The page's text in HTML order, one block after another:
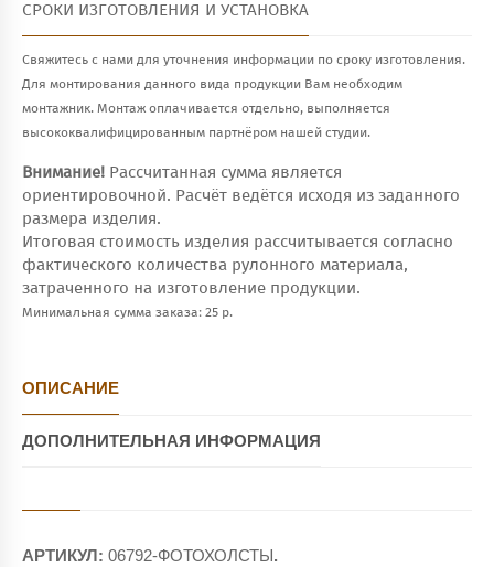
СРОКИ ИЗГОТОВЛЕНИЯ И УСТАНОВКА
Свяжитесь с нами для уточнения информации по сроку изготовления.
Для монтирования данного вида продукции Вам необходим
монтажник. Монтаж оплачивается отдельно, выполняется
высококвалифицированным партнёром нашей студии.
Внимание! Рассчитанная сумма является
ориентировочной. Расчёт ведётся исходя из заданного
размера изделия.
Итоговая стоимость изделия рассчитывается согласно
фактического количества рулонного материала,
затраченного на изготовление продукции.
Минимальная сумма заказа: 25 р.
ОПИСАНИЕ
ДОПОЛНИТЕЛЬНАЯ ИНФОРМАЦИЯ
АРТИКУЛ: 06792-ФОТОХОЛСТЫ.